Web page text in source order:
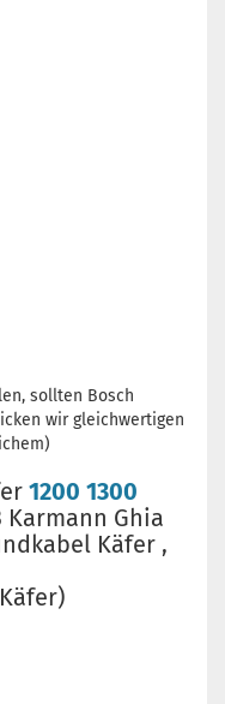
sollten Bosch
wir gleichwertigen
1200 1300
Karmann Ghia
Käfer ,